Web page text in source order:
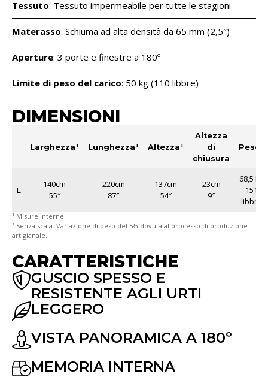
Tessuto: Tessuto impermeabile per tutte le stagioni
Materasso: Schiuma ad alta densità da 65 mm (2,5″)
Aperture: 3 porte e finestre a 180º
Limite di peso del carico: 50 kg (110 libbre)
DIMENSIONI
Larghezza¹ Lunghezza¹ Altezza¹
Altezza
di
chiusura
Peso²
L
140cm
55″
220cm
87″
137cm
54″
23cm
9″
68,5 kg
151
libbre
¹ Misure interne
² Senza scala. Variazione di peso del 5% dovuta al processo di produzione
artigianale.
CARATTERISTICHE
GUSCIO SPESSO E
RESISTENTE AGLI URTI
LEGGERO
VISTA PANORAMICA A 180º
MEMORIA INTERNA